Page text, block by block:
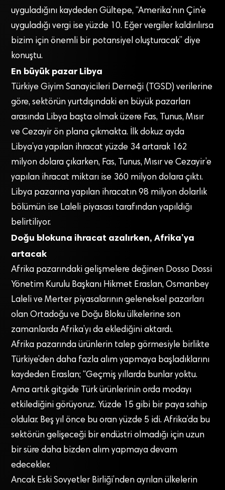
uyguladığını kaydeden Gültepe, “Amerika’nın Çin’e
uyguladığı vergi ise yüzde 10. Eğer vergiler kaldırılırsa
bizim için önemli bir potansiyel oluşturacak” diye
konuştu.
En büyük pazar Libya
Türkiye Giyim Sanayicileri Derneği (TGSD) verilerine
göre, sektörün yurtdışındaki en büyük pazarları
arasında Libya başta olmak üzere Fas, Tunus, Mısır
ve Cezayir ön plana çıkmakta. İlk dokuz ayda
Libya’ya yapılan ihracat yüzde 34 artarak 162
milyon dolara çıkarken, Fas, Tunus, Mısır ve Cezayir’e
yapılan ihracat miktarı ise 360 milyon dolara çıktı.
Libya pazarına yapılan ihracatın 98 milyon dolarlık
bölümün ise Laleli piyasası tarafından yapıldığı
belirtiliyor.
Doğu blokuna ihracat azalırken, Afrika’ya
artacak
Afrika pazarındaki gelişmelere değinen Dosso Dossi
Yönetim Kurulu Başkanı Hikmet Eraslan, Osmanbey
Laleli ve Merter piyasalarının geleneksel pazarları
olan Ortadoğu ve Doğu Bloku ülkelerine son
zamanlarda Afrika’yı da eklediğini aktardı.
Afrika pazarında ürünlerin talep görmesiyle birlikte
Türkiye’den daha fazla alım yapmaya başladıklarını
kaydeden Eraslan; “Geçmiş yıllarda bunlar yoktu.
Ama artık gitgide Türk ürünlerinin orda modayı
etkilediğini görüyoruz. Yüzde 15 gibi bir paya sahip
oldular. Beş yıl önce bu oran yüzde 5 idi. Afrika’da bu
sektörün gelişeceği bir endüstri olmadığı için uzun
bir süre daha bizden alım yapmaya devam
edecekler.
Ancak Eski Sovyetler Birliği’nden ayrılan ülkelerin